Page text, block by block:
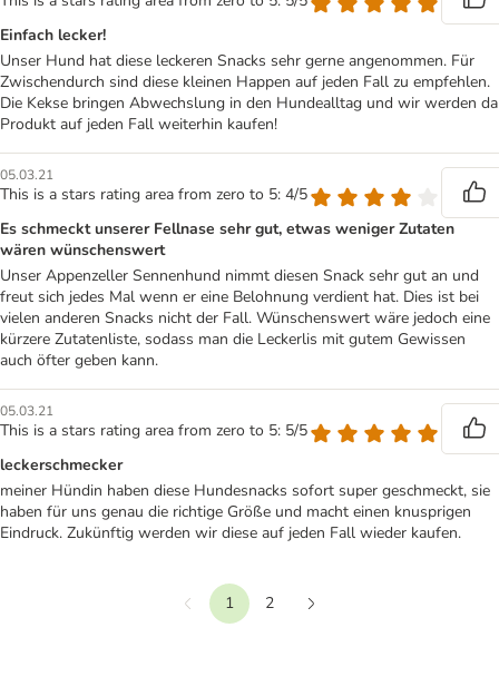
Einfach lecker!
Unser Hund hat diese leckeren Snacks sehr gerne angenommen. Für
Zwischendurch sind diese kleinen Happen auf jeden Fall zu empfehlen.
Die Kekse bringen Abwechslung in den Hundealltag und wir werden da
Produkt auf jeden Fall weiterhin kaufen!
05.03.21
This is a stars rating area from zero to 5: 4/5
Es schmeckt unserer Fellnase sehr gut, etwas weniger Zutaten
wären wünschenswert
Unser Appenzeller Sennenhund nimmt diesen Snack sehr gut an und
freut sich jedes Mal wenn er eine Belohnung verdient hat. Dies ist bei
vielen anderen Snacks nicht der Fall. Wünschenswert wäre jedoch eine
kürzere Zutatenliste, sodass man die Leckerlis mit gutem Gewissen
auch öfter geben kann.
05.03.21
This is a stars rating area from zero to 5: 5/5
leckerschmecker
meiner Hündin haben diese Hundesnacks sofort super geschmeckt, sie
haben für uns genau die richtige Größe und macht einen knusprigen
Eindruck. Zukünftig werden wir diese auf jeden Fall wieder kaufen.
Vorherige
1
2